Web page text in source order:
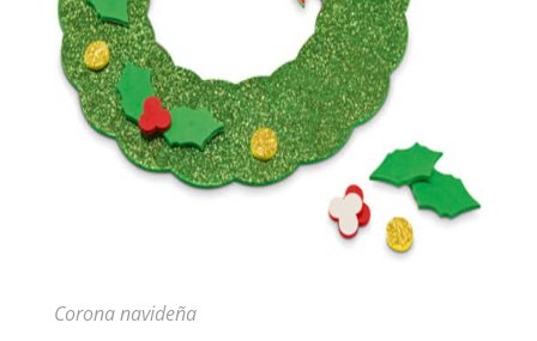
Corona navideña